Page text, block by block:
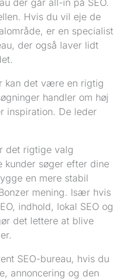
der går all-in på SEO.
Hvis du vil eje de
er en specialist
der også laver lidt
kan det være en rigtig
handler om høj
inspiration. De leder
det rigtige valg
kunder søger efter dine
en mere stabil
mening. Især hvis
indhold, lokal SEO og
det lettere at blive
SEO-bureau, hvis du
annoncering og den